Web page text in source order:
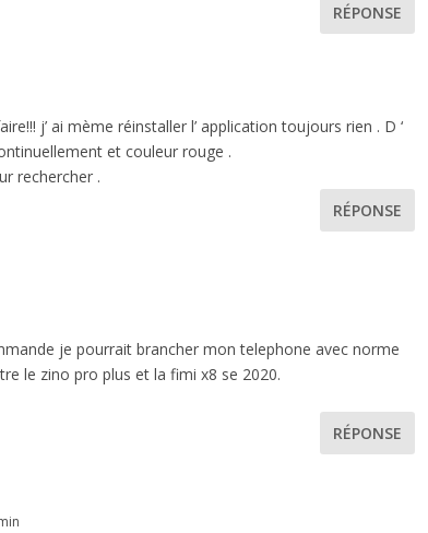
RÉPONSE
j’ ai mème réinstaller l’ application toujours rien . D ‘
et couleur rouge .
rechercher .
RÉPONSE
je pourrait brancher mon telephone avec norme
le zino pro plus et la fimi x8 se 2020.
RÉPONSE